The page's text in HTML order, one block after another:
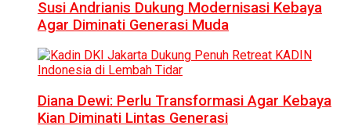
Susi Andrianis Dukung Modernisasi Kebaya
Agar Diminati Generasi Muda
Diana Dewi: Perlu Transformasi Agar Kebaya
Kian Diminati Lintas Generasi